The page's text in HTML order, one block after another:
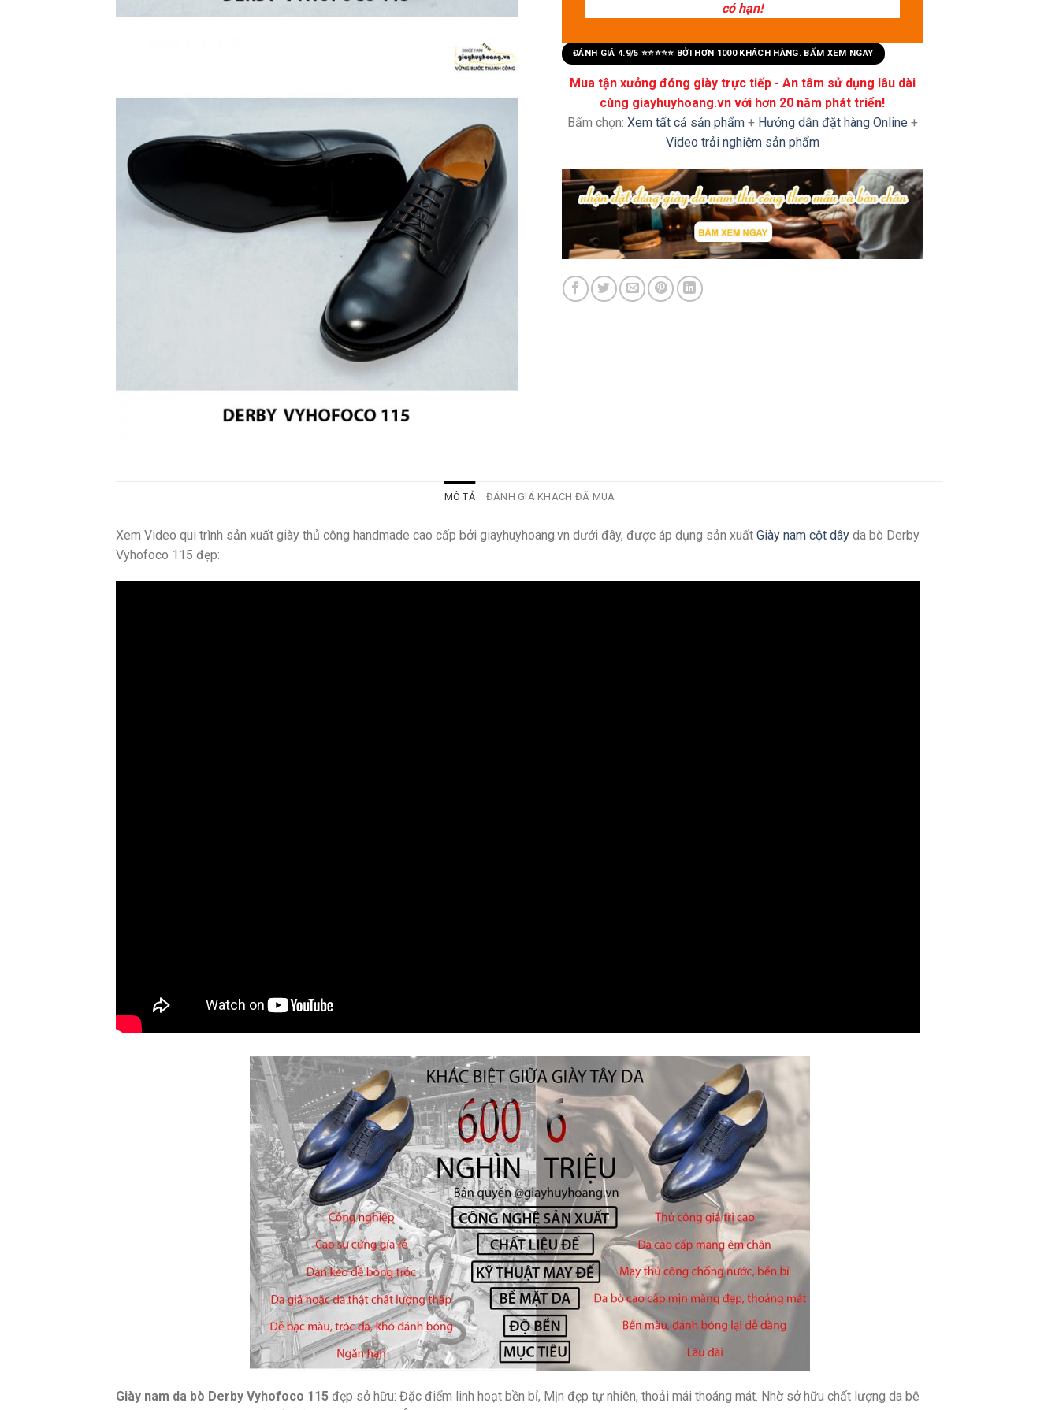
có hạn!
ĐÁNH GIÁ 4.9/5 ⭐⭐⭐⭐⭐ BỞI HƠN 1000 KHÁCH HÀNG. BẤM XEM NGAY
Mua tận xưởng đóng giày trực tiếp - An tâm sử dụng lâu dài
cùng giayhuyhoang.vn với hơn 20 năm phát triển!
Bấm chọn: Xem tất cả sản phẩm+ Hướng dẫn đặt hàng Online +
Video trải nghiệm sản phẩm
MÔ TẢ ĐÁNH GIÁ KHÁCH ĐÃ MUA
Xem Video qui trình sản xuất giày thủ công handmade cao cấp bởi giayhuyhoang.vn dưới đây, được áp dụng sản xuất Giày nam cột dây da bò Derby
Vyhofoco 115 đẹp:
Giày nam da bò Derby Vyhofoco 115 đẹp sở hữu: Đặc điểm linh hoạt bền bỉ, Mịn đẹp tự nhiên, thoải mái thoáng mát. Nhờ sở hữu chất lượng da bê